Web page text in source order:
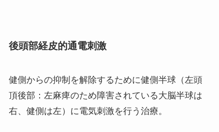
後頭部経皮的通電刺激
健側からの抑制を解除するために健側半球（左頭
頂後部：左麻痺のため障害されている大脳半球は
右、健側は左）に電気刺激を行う治療。